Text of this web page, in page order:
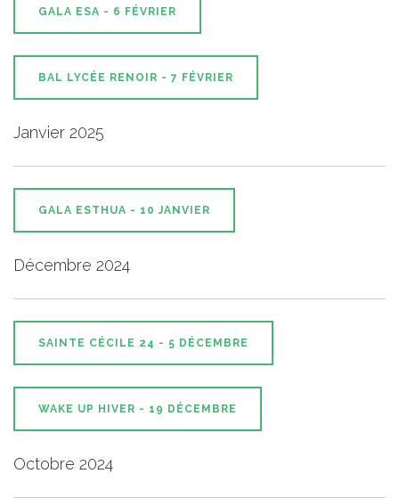
GALA ESA - 6 FÉVRIER
BAL LYCÉE RENOIR - 7 FÉVRIER
Janvier 2025
GALA ESTHUA - 10 JANVIER
Décembre 2024
SAINTE CÉCILE 24 - 5 DÉCEMBRE
WAKE UP HIVER - 19 DÉCEMBRE
Octobre 2024